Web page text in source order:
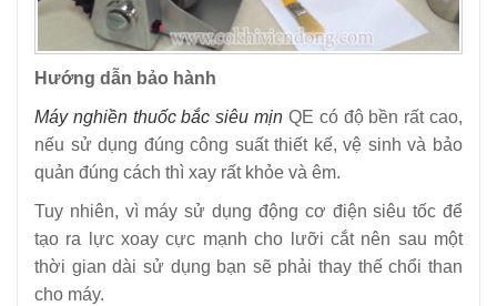
Hướng dẫn bảo hành
Máy nghiền thuốc bắc siêu mịn QE có độ bền rất cao,
nếu sử dụng đúng công suất thiết kế, vệ sinh và bảo
quản đúng cách thì xay rất khỏe và êm.
Tuy nhiên, vì máy sử dụng động cơ điện siêu tốc để
tạo ra lực xoay cực mạnh cho lưỡi cắt nên sau một
thời gian dài sử dụng bạn sẽ phải thay thế chổi than
cho máy.